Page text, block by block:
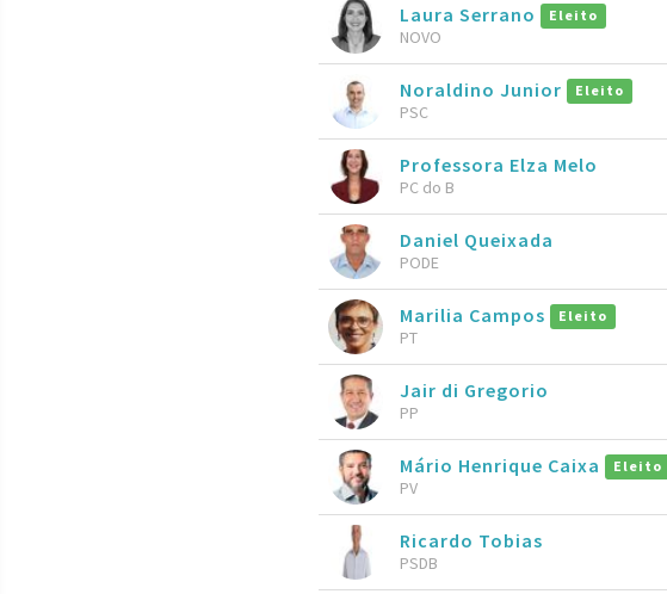
Laura Serrano Eleito
NOVO
Noraldino Junior Eleito
PSC
Professora Elza Melo
PC do B
Daniel Queixada
PODE
Marilia Campos Eleito
PT
Jair di Gregorio
PP
Mário Henrique Caixa Eleito
PV
Ricardo Tobias
PSDB